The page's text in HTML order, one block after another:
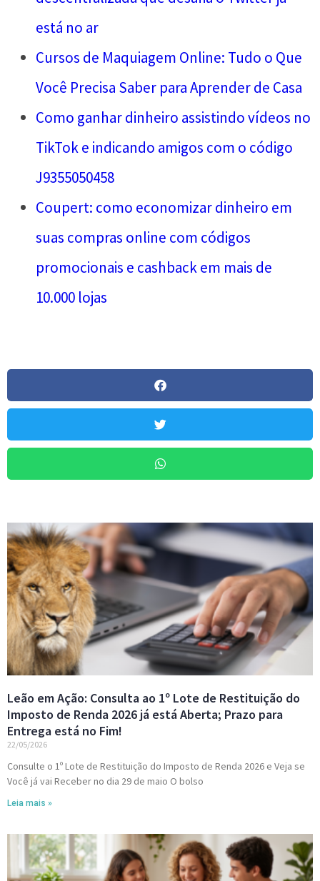
está no ar
Cursos de Maquiagem Online: Tudo o Que
Você Precisa Saber para Aprender de Casa
Como ganhar dinheiro assistindo vídeos no
TikTok e indicando amigos com o código
J9355050458
Coupert: como economizar dinheiro em
suas compras online com códigos
promocionais e cashback em mais de
10.000 lojas
Leão em Ação: Consulta ao 1º Lote de Restituição do
Imposto de Renda 2026 já está Aberta; Prazo para
Entrega está no Fim!
22/05/2026
Consulte o 1º Lote de Restituição do Imposto de Renda 2026 e Veja se
Você já vai Receber no dia 29 de maio O bolso
Leia mais »